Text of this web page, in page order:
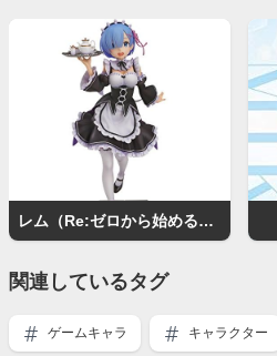
レム（Re:ゼロから始める異世界生活）
関連しているタグ
ゲームキャラ キャラクター